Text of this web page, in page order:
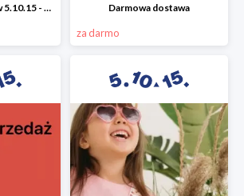
Wyprzedaż sezonu w 5.10.15 - cały asortyment -70% Darmowa dostawa
za darmo